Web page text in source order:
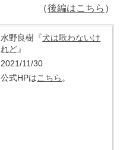
（後編はこちら ）
水野良樹『犬は歌わないけ
れど』
2021/11/30
公式HPはこちら 。